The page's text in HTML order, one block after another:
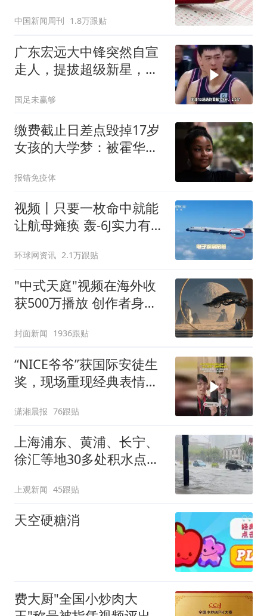
中国新闻周刊 1.8万跟贴
广东宏远大中锋突然自宣
走人，提拔超级新星，新
国足未赢够
缴费截止日差点毁掉17岁
女孩的大学梦：被霍华德
报错免疫体
视频丨只要一枚命中就能
让航母瘫痪 轰-6J实力有多
环球网资讯 2.1万跟贴
"中式天庭"视频在海外收
获500万播放 创作者身份
封面新闻 1936跟贴
“NICE爷爷”获国际安徒生
奖，现场重现经典表情
潇湘晨报 76跟贴
上海浦东、黄浦、长宁、
徐汇等地30多处积水点正
上观新闻 45跟贴
天空硬糖消
费大厨"全国小炒肉大